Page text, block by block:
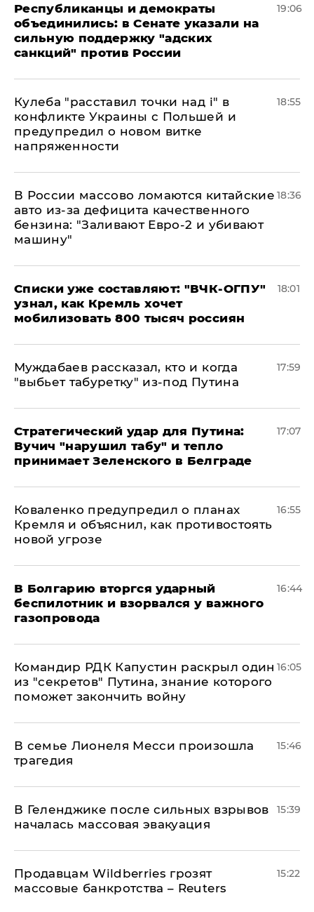
Республиканцы и демократы
объединились: в Сенате указали на
сильную поддержку "адских
санкций" против России
19:06
Кулеба "расставил точки над і" в
конфликте Украины с Польшей и
предупредил о новом витке
напряженности
18:55
В России массово ломаются китайские
авто из-за дефицита качественного
бензина: "Заливают Евро-2 и убивают
машину"
18:36
Списки уже составляют: "ВЧК-ОГПУ"
узнал, как Кремль хочет
мобилизовать 800 тысяч россиян
18:01
Муждабаев рассказал, кто и когда
"выбьет табуретку" из-под Путина
17:59
Стратегический удар для Путина:
Вучич "нарушил табу" и тепло
принимает Зеленского в Белграде
17:07
Коваленко предупредил о планах
Кремля и объяснил, как противостоять
новой угрозе
16:55
В Болгарию вторгся ударный
беспилотник и взорвался у важного
газопровода
16:44
Командир РДК Капустин раскрыл один
из "секретов" Путина, знание которого
поможет закончить войну
16:05
В семье Лионеля Месси произошла
трагедия
15:46
В Геленджике после сильных взрывов
началась массовая эвакуация
15:39
Продавцам Wildberries грозят
массовые банкротства – Reuters
15:22